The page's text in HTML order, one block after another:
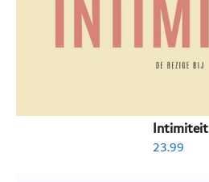
Intimiteit
23.99